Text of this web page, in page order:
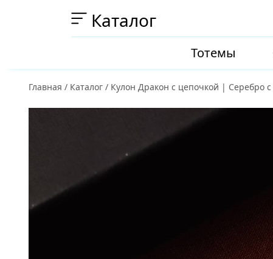
Каталог
Тотемы
Главная / Каталог / Кулон Дракон с цепочкой | Серебро